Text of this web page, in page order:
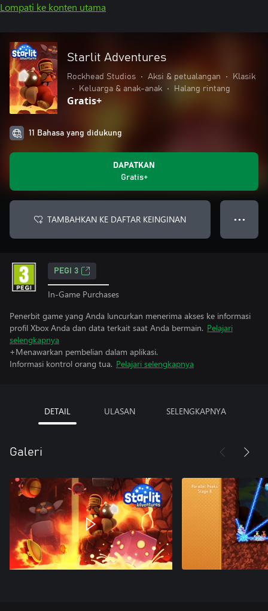
Lompati ke konten utama
Starlit Adventures
Rockhead Studios • Aksi & petualangan •
Klasik
•
Keluarga & anak-anak • Halang rintang
Gratis+
11 Bahasa yang didukung
DAPATKAN
Gratis+
TAMBAHKAN KE DAFTAR KEINGINAN ● ● ●
PEGI 3
In-Game Purchases
Penerbit game yang Anda luncurkan menerima akses ke informasi
profil Xbox Anda dan data terkait saat Anda bermain. Pelajari
selengkapnya
+Menawarkan pembelian dalam aplikasi.
Informasi kontrol orang tua. Pelajari selengkapnya
DETAIL ULASAN SELENGKAPNYA
Galeri